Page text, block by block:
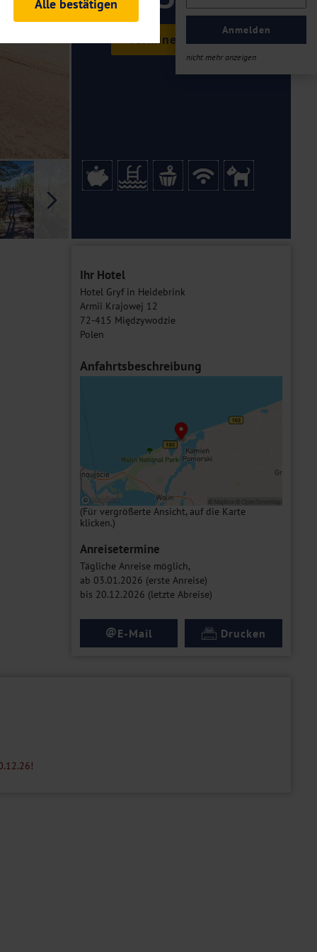
Anmelden
nicht mehr anzeigen
ab €
Termine & Preise
Ihr Hotel
Hotel Gryf in Heidebrink
Armii Krajowej 12
72-415 Międzywodzie
Polen
Anfahrtsbeschreibung
(Für vergrößerte Ansicht, auf die Karte
klicken.)
Anreisetermine
Tägliche Anreise möglich,
ab 03.01.2026 (erste Anreise)
bis 20.12.2026 (letzte Abreise)
@E-Mail Drucken
und Analysen. Mithilfe
Auftritts ermitteln und
es zu einer Drittlands
Daten finden Sie in unseren
Alle bestätigen